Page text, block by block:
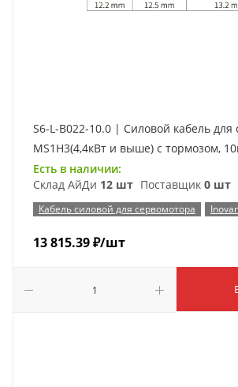
S6-L-B022-10.0 | Силовой кабель для
MS1H3(4,4кВт и выше) с тормозом,
Есть в наличии:
Склад АйДи 12 шт Поставщик 0 шт
Кабель силовой для сервомотора
13 815.39₽/шт